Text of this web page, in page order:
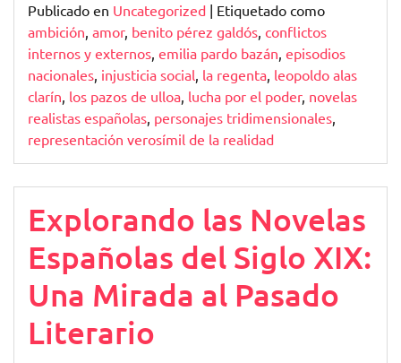
Publicado en Uncategorized | Etiquetado como
ambición, amor, benito pérez galdós, conflictos
internos y externos, emilia pardo bazán, episodios
nacionales, injusticia social, la regenta, leopoldo alas
clarín, los pazos de ulloa, lucha por el poder, novelas
realistas españolas, personajes tridimensionales,
representación verosímil de la realidad
Explorando las Novelas
Españolas del Siglo XIX:
Una Mirada al Pasado
Literario